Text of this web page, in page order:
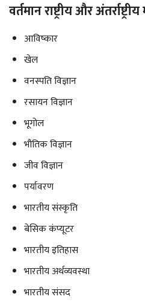
वर्तमान राष्ट्रीय और
आविष्कार
खेल
वनस्पति विज्ञान
रसायन विज्ञान
भूगोल
भौतिक विज्ञान
जीव विज्ञान
पर्यावरण
भारतीय संस्कृति
बेसिक कंप्यूटर
भारतीय इतिहास
भारतीय अर्थव्यवस्था
भारतीय संसद